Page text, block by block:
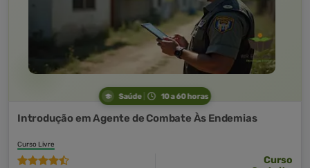
Saúde 10 a 60 horas
Introdução em Agente de Combate Às Endemias
Curso Livre
Curso